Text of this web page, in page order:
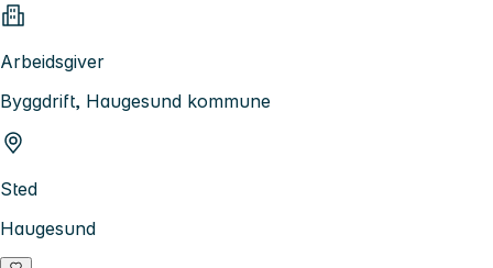
Arbeidsgiver
Byggdrift, Haugesund kommune
Sted
Haugesund